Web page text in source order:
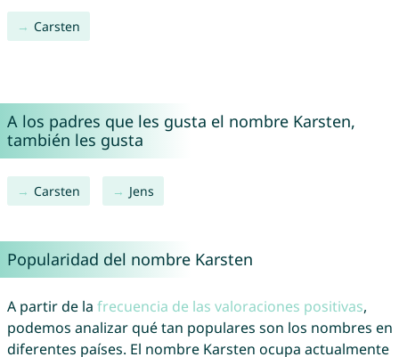
Carsten
A los padres que les gusta el nombre Karsten,
también les gusta
Carsten Jens
Popularidad del nombre Karsten
A partir de la frecuencia de las valoraciones positivas,
podemos analizar qué tan populares son los nombres en
diferentes países. El nombre Karsten ocupa actualmente